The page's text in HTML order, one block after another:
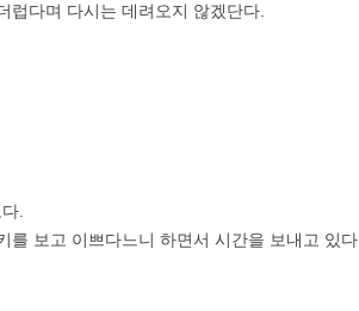
럽다며 다시는 데려오지 않겠단다.
.
보고 이쁘다느니 하면서 시간을 보내고 있다.